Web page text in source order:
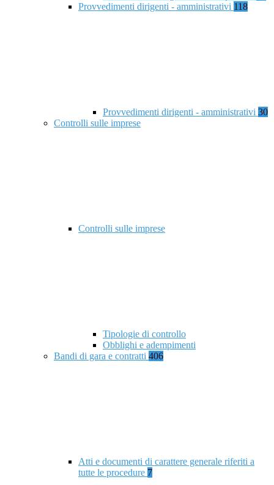
Provvedimenti dirigenti - amministrativi 118
Provvedimenti dirigenti - amministrativi 30
Controlli sulle imprese
Controlli sulle imprese
Tipologie di controllo
Obblighi e adempimenti
Bandi di gara e contratti 406
Atti e documenti di carattere generale riferiti a
tutte le procedure 7